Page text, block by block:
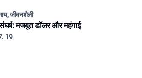
जीवनशैली
मजबूत डॉलर और महंगाई
19